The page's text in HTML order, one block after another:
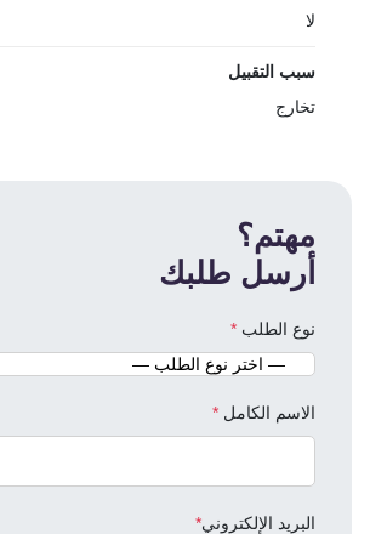
لا
سبب التقبيل
تخارج
مهتم؟
أرسل طلبك
نوع الطلب *
الاسم الكامل *
البريد الإلكتروني*